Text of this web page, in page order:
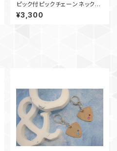
ピック付ピックチェーンネックレ
ス
¥3,300